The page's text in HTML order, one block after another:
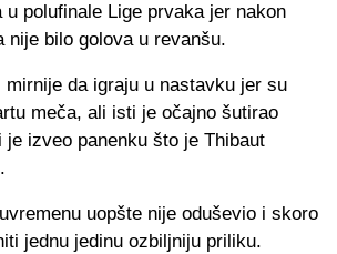
u polufinale Lige prvaka jer nakon
nije bilo golova u revanšu.
mirnije da igraju u nastavku jer su
meča, ali isti je očajno šutirao
je izveo panenku što je Thibaut
uopšte nije oduševio i skoro
jednu jedinu ozbiljniju priliku.